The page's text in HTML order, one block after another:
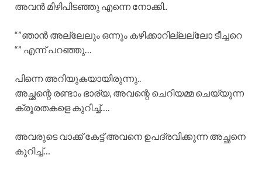
അവൻ മിഴിപിടഞ്ഞു എന്നെ നോക്കി..
“”ഞാൻ അല്ലേലും ഒന്നും കഴിക്കാറില്ലല്ലോ ടീച്ചറെ
“” എന്ന് പറഞ്ഞു…
പിന്നെ അറിയുകയായിരുന്നു..
അച്ഛന്റെ രണ്ടാം ഭാര്യ, അവന്റെ ചെറിയമ്മ ചെയ്യുന്ന
ക്രൂരതകളെ കുറിച്ച്….
അവരുടെ വാക്ക് കേട്ട് അവനെ ഉപദ്രവിക്കുന്ന അച്ഛനെ
കുറിച്ച്…